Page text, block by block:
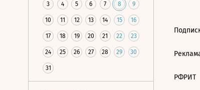
3 4 5 6 7 8 9
10 11 12 13 14 15 16
17 18 19 20 21 22 23
24 25 26 27 28 29 30
31
РФРИТ